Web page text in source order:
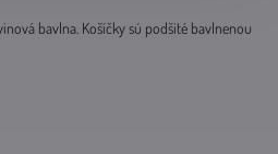
bavlna. Košíčky sú podšité bavlnenou